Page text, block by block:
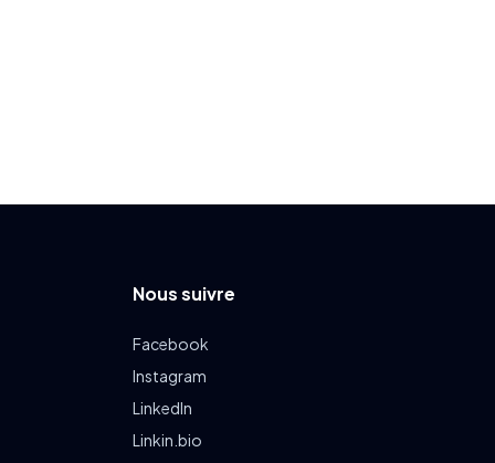
Nous suivre
Facebook
Instagram
LinkedIn
Linkin.bio